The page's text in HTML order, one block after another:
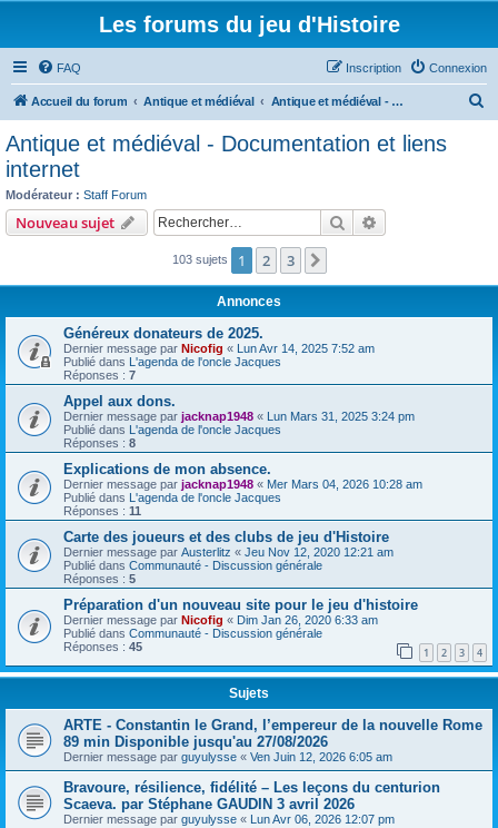
Les forums du jeu d'Histoire
FAQ Connexion
Inscription
Accueil du forum Antique et médiéval Antique et médiéval - Documentation et liens internet
h
Antique et médiéval - Documentation et liens
internet
Modérateur : Staff Forum
Nouveau sujet Rechercher
103 sujets 1 2 3
Annonces
Généreux donateurs de 2025.
Dernier message par Nicofig « Lun Avr 14, 2025 7:52 am
Publié dans L'agenda de l'oncle Jacques
Réponses : 7
Appel aux dons.
Dernier message par jacknap1948 « Lun Mars 31, 2025 3:24 pm
Publié dans L'agenda de l'oncle Jacques
Réponses : 8
Explications de mon absence.
Dernier message par jacknap1948 « Mer Mars 04, 2026 10:28 am
Publié dans L'agenda de l'oncle Jacques
Réponses : 11
Carte des joueurs et des clubs de jeu d'Histoire
Dernier message par Austerlitz « Jeu Nov 12, 2020 12:21 am
Publié dans Communauté - Discussion générale
Réponses : 5
Préparation d'un nouveau site pour le jeu d'histoire
Dernier message par Nicofig « Dim Jan 26, 2020 6:33 am
Publié dans Communauté - Discussion générale
Réponses : 45 1 2 3 4
Sujets
ARTE - Constantin le Grand, l’empereur de la nouvelle Rome
89 min Disponible jusqu'au 27/08/2026
Dernier message par guyulysse « Ven Juin 12, 2026 6:05 am
Bravoure, résilience, fidélité – Les leçons du centurion
Scaeva. par Stéphane GAUDIN 3 avril 2026
Dernier message par guyulysse « Lun Avr 06, 2026 12:07 pm